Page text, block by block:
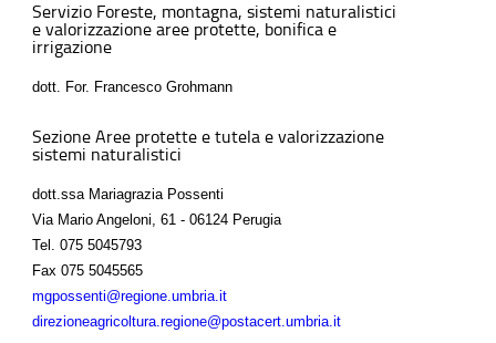
Servizio Foreste, montagna, sistemi naturalistici
e valorizzazione aree protette, bonifica e
irrigazione
dott. For. Francesco Grohmann
Sezione Aree protette e tutela e valorizzazione
sistemi naturalistici
dott.ssa Mariagrazia Possenti
Via Mario Angeloni, 61 - 06124 Perugia
Tel. 075 5045793
Fax 075 5045565
mgpossenti@regione.umbria.it
direzioneagricoltura.regione@postacert.umbria.it